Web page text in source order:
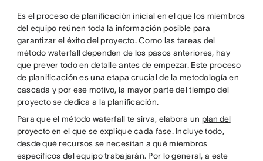
Es el proceso de planificación inicial en el que los miembros
del equipo reúnen toda la información posible para
garantizar el éxito del proyecto. Como las tareas del
método waterfall dependen de los pasos anteriores, hay
que prever todo en detalle antes de empezar. Este proceso
de planificación es una etapa crucial de la metodología en
cascada y por ese motivo, la mayor parte del tiempo del
proyecto se dedica a la planificación.
Para que el método waterfall te sirva, elabora un plan del
proyectoen el que se explique cada fase. Incluye todo,
desde qué recursos se necesitan a qué miembros
específicos del equipo trabajarán. Por lo general, a este